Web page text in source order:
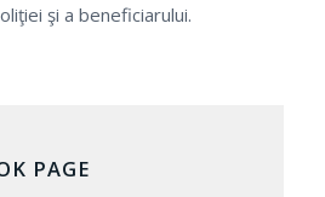
şi a beneficiarului.
PAGE